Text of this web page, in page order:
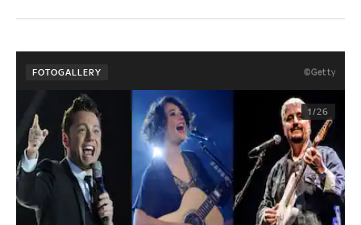
FOTOGALLERY ©Getty
1/26